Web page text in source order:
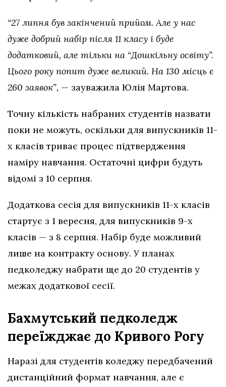
“27 липня був закінчений прийом. Але у нас
дуже добрий набір після 11 класу і буде
додатковий, але тільки на “Дошкільну освіту”.
Цього року попит дуже великий. На 130 місць є
260 заявок”, — зауважила Юлія Мартова.
Точну кількість набраних студентів назвати
поки не можуть, оскільки для випускників 11-
х класів триває процес підтвердження
наміру навчання. Остаточні цифри будуть
відомі з 10 серпня.
Додаткова сесія для випускників 11-х класів
стартує з 1 вересня, для випускників 9-х
класів — з 8 серпня. Набір буде можливий
лише на контракту основу. У планах
педколеджу набрати ще до 20 студентів у
межах додаткової сесії.
Бахмутський педколедж
переїжджає до Кривого Рогу
Наразі для студентів коледжу передбачений
дистанційний формат навчання, але є